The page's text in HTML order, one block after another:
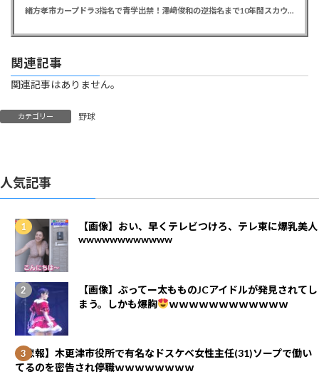
緒方孝市カープドラ3指名で青学出禁！澤﨑俊和の逆指名まで10年間スカウト出禁
関連記事
関連記事はありません。
カテゴリー 野球
人気記事
【画像】おい、早くテレビつけろ、テレ東に爆乳美人
wwwwwwwwwwww
【画像】ぶってー太もものJCアイドルが発見されてし
まう。しかも爆胸
ｗｗｗｗｗｗｗｗｗｗｗｗ
【悲報】木更津市役所で有名なドスケベ女性主任(31)ソープで働い
てるのを密告され停職ｗｗｗｗｗｗｗｗ